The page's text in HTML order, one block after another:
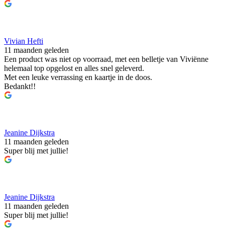
Vivian Hefti
11 maanden geleden
Een product was niet op voorraad, met een belletje van Viviënne
helemaal top opgelost en alles snel geleverd.
Met een leuke verrassing en kaartje in de doos.
Bedankt!!
Jeanine Dijkstra
11 maanden geleden
Super blij met jullie!
Jeanine Dijkstra
11 maanden geleden
Super blij met jullie!